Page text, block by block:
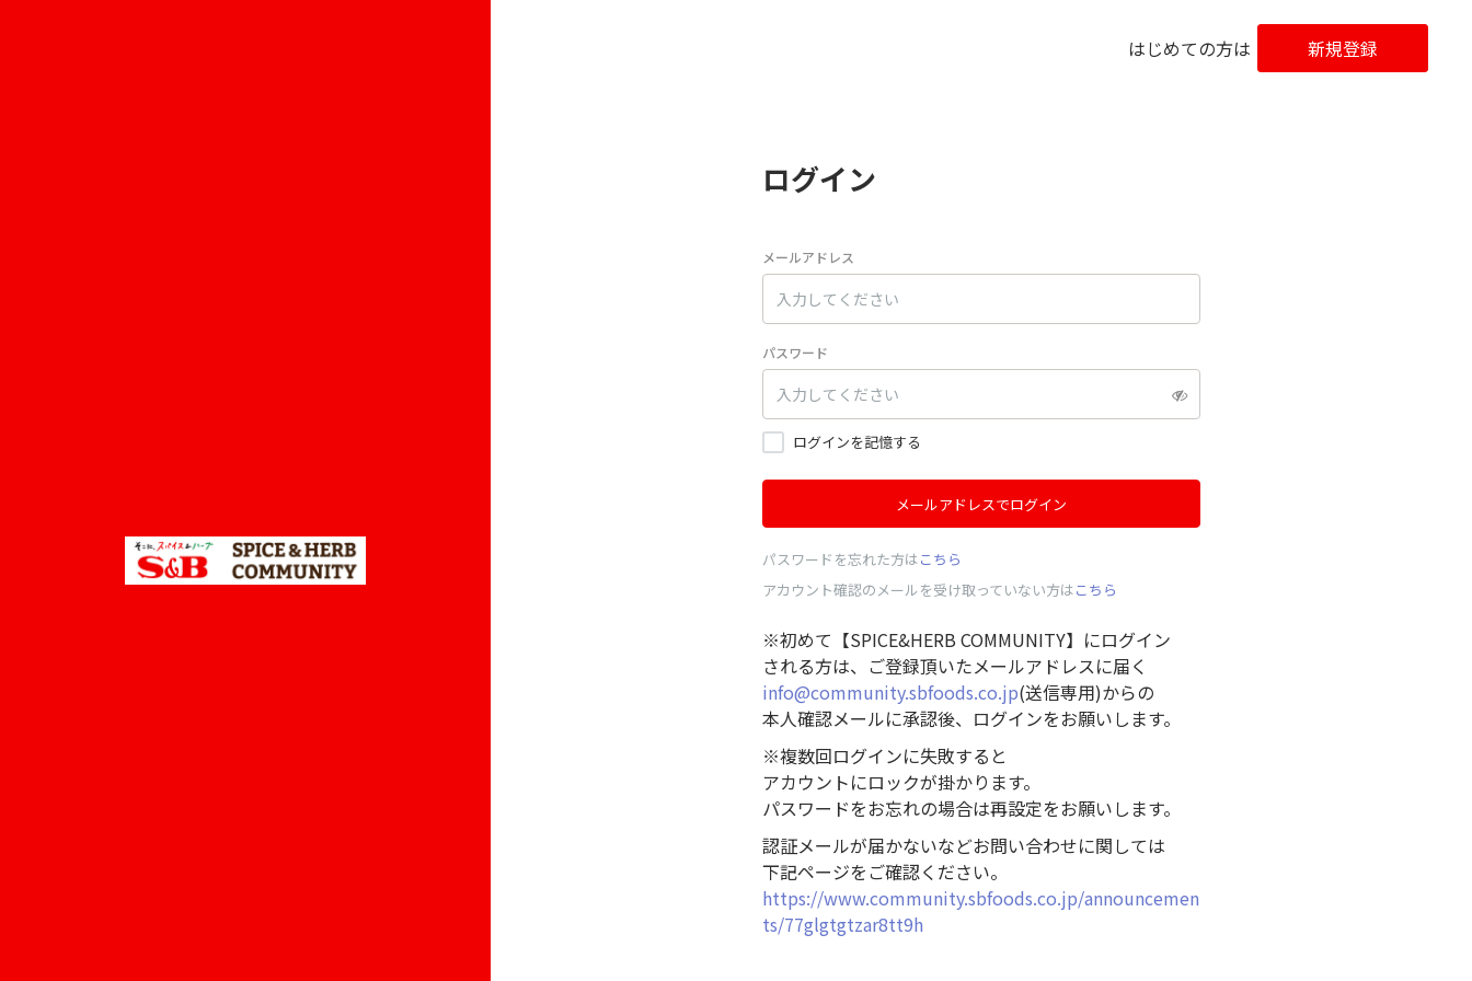
はじめての方は 新規登録
ログイン
メールアドレス
パスワード
ログインを記憶する
メールアドレスでログイン
パスワードを忘れた方はこちら
アカウント確認のメールを受け取っていない方はこちら
※初めて【SPICE&HERB COMMUNITY】にログイン
される方は、ご登録頂いたメールアドレスに届く
info@community.sbfoods.co.jp(送信専用)からの
本人確認メールに承認後、ログインをお願いします。
※複数回ログインに失敗すると
アカウントにロックが掛かります。
パスワードをお忘れの場合は再設定をお願いします。
認証メールが届かないなどお問い合わせに関しては
下記ページをご確認ください。
https://www.community.sbfoods.co.jp/announcemen
ts/77glgtgtzar8tt9h